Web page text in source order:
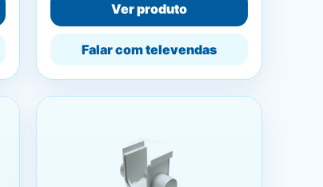
Ver produto
Falar com televendas